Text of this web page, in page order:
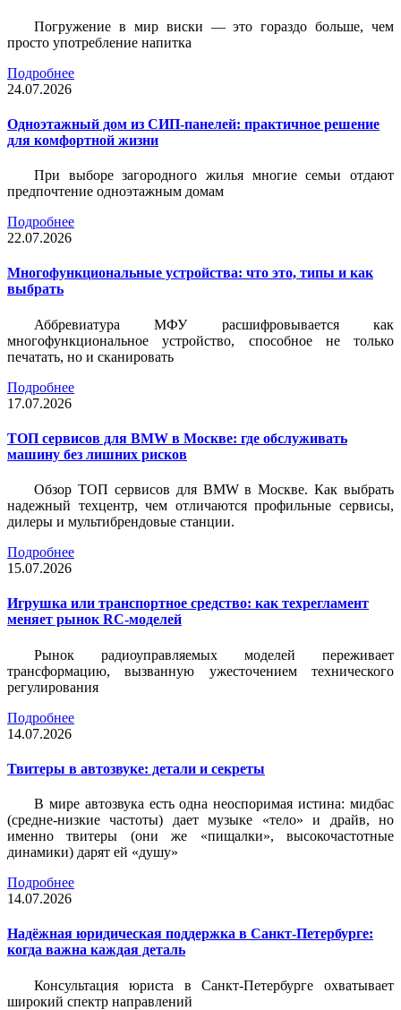
Погружение в мир виски — это гораздо больше, чем
просто употребление напитка
Подробнее
24.07.2026
Одноэтажный дом из СИП-панелей: практичное решение
для комфортной жизни
При выборе загородного жилья многие семьи отдают
предпочтение одноэтажным домам
Подробнее
22.07.2026
Многофункциональные устройства: что это, типы и как
выбрать
Аббревиатура МФУ расшифровывается как
многофункциональное устройство, способное не только
печатать, но и сканировать
Подробнее
17.07.2026
ТОП сервисов для BMW в Москве: где обслуживать
машину без лишних рисков
Обзор ТОП сервисов для BMW в Москве. Как выбрать
надежный техцентр, чем отличаются профильные сервисы,
дилеры и мультибрендовые станции.
Подробнее
15.07.2026
Игрушка или транспортное средство: как техрегламент
меняет рынок RC-моделей
Рынок радиоуправляемых моделей переживает
трансформацию, вызванную ужесточением технического
регулирования
Подробнее
14.07.2026
Твитеры в автозвуке: детали и секреты
В мире автозвука есть одна неоспоримая истина: мидбас
(средне-низкие частоты) дает музыке «тело» и драйв, но
именно твитеры (они же «пищалки», высокочастотные
динамики) дарят ей «душу»
Подробнее
14.07.2026
Надёжная юридическая поддержка в Санкт-Петербурге:
когда важна каждая деталь
Консультация юриста в Санкт-Петербурге охватывает
широкий спектр направлений